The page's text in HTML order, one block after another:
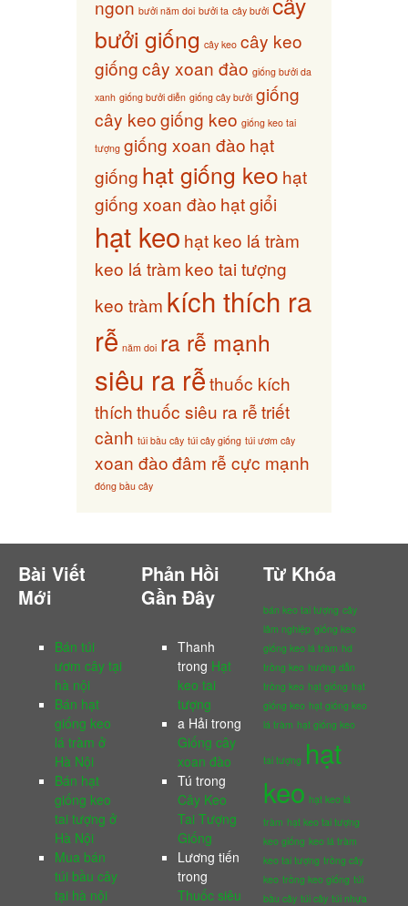
ngon bưởi năm doi bưởi ta cây bưởi
bưởi giống cây keo cây keo
giốngcây xoan đào giống bưởi da
xanh giống bưởi diễn giống cây bưởi giống
cây keogiống keo giống keo tai
tượng giống xoan đào hạt
giống hạt giống keo hạt
giống xoan đào hạt giổi
hạt keo hạt keo lá tràm
keo lá tràm keo tai tượng
keo tràm kích thích ra
rễ năm doi ra rễ mạnh
siêu ra rễthuốc kích
thíchthuốc siêu ra rễtriết
cành túi bầu cây túi cây giống túi ươm cây
xoan đàođâm rễ cực mạnh
đóng bầu cây
Bài Viết
Mới
Bán túi
ươm cây tại
hà nội
Bán hạt
giống keo
lá tràm ở
Hà Nội
Bán hạt
giống keo
tai tượng ở
Hà Nội
Mua bán
túi bầu cây
tại hà nội
Phản Hồi
Gần Đây
Thanh
trong Hạt
keo tai
tượng
a Hảitrong
Giống cây
xoan đào
Tú trong
Cây Keo
Tai Tượng
Giống
Lương tiến
trong
Thuốc siêu
Từ Khóa
bán keo tai tượng cây
lâm nghiệp giống keo
giống keo lá tràm hd
trồng keo hướng dẫn
trồng keo hạt giống hạt
giống keo hạt giống keo
lá tràm hạt giống keo
tai tượng hạt
keo hạt keo lá
tràm hạt keo tai tượng
keo giống keo lá tràm
keo tai tượng trồng cây
keo trồng keo giống túi
bầu cây túi cây túi nhựa